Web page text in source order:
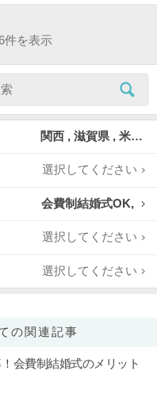
を表示
関西 , 滋賀県 , 米原市
選択してください
会費制結婚式OK,
選択してください
選択してください
の関連記事
会費制結婚式のメリット